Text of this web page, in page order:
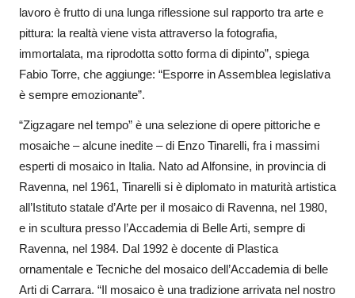
lavoro è frutto di una lunga riflessione sul rapporto tra arte e
pittura: la realtà viene vista attraverso la fotografia,
immortalata, ma riprodotta sotto forma di dipinto”, spiega
Fabio Torre, che aggiunge: “Esporre in Assemblea legislativa
è sempre emozionante”.
“Zigzagare nel tempo” è una selezione di opere pittoriche e
mosaiche – alcune inedite – di Enzo Tinarelli, fra i massimi
esperti di mosaico in Italia. Nato ad Alfonsine, in provincia di
Ravenna, nel 1961, Tinarelli si è diplomato in maturità artistica
all’Istituto statale d’Arte per il mosaico di Ravenna, nel 1980,
e in scultura presso l’Accademia di Belle Arti, sempre di
Ravenna, nel 1984. Dal 1992 è docente di Plastica
ornamentale e Tecniche del mosaico dell’Accademia di belle
Arti di Carrara. “Il mosaico è una tradizione arrivata nel nostro